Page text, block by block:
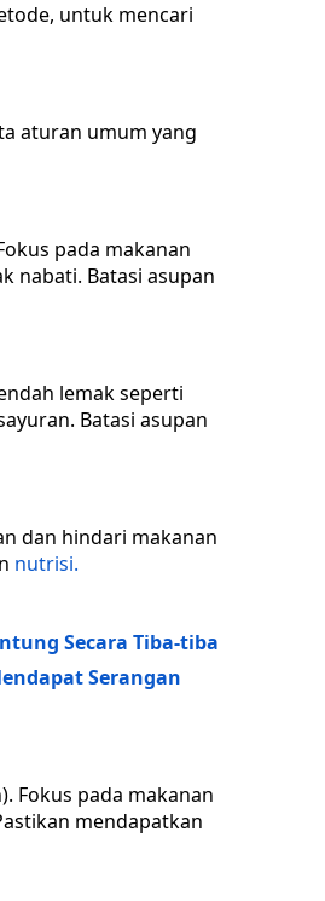
untuk mencari
aturan umum yang
pada makanan
nabati. Batasi asupan
lemak seperti
Batasi asupan
dan hindari makanan
nutrisi.
Secara Tiba-tiba
Serangan
Fokus pada makanan
mendapatkan